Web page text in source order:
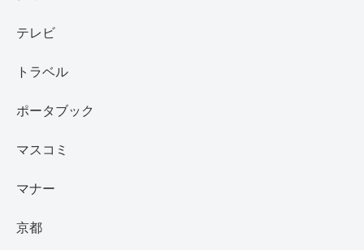
テレビ
トラベル
ポータブック
マスコミ
マナー
京都